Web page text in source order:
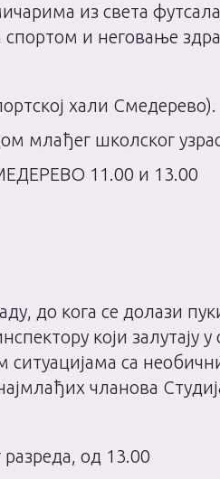
из света
и неговање
хали Смедерево).
млађег школског
11.00 и 13.00
до кога се долази
који залутају у
ситуацијама са
чланова
разреда, од 13.00